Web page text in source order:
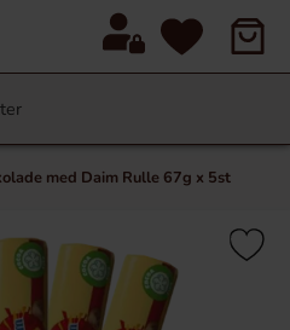
med Daim Rulle 67g x 5st